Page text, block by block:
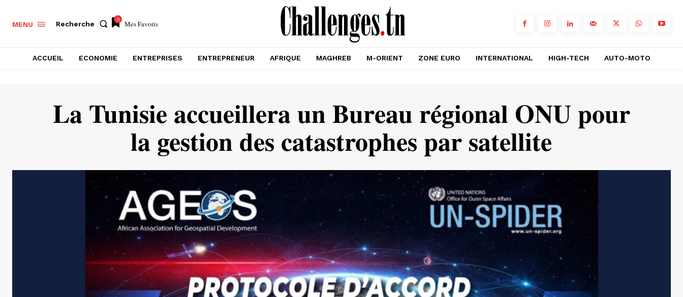
MENU Recherche
0 Mes Favoris
ACCUEIL ECONOMIE ENTREPRISES ENTREPRENEUR AFRIQUE MAGHREB M-ORIENT ZONE EURO INTERNATIONAL HIGH-TECH AUTO-MOTO
La Tunisie accueillera un Bureau régional ONU pour
la gestion des catastrophes par satellite